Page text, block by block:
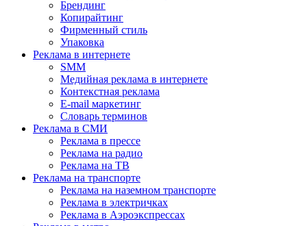
Брендинг
Копирайтинг
Фирменный стиль
Упаковка
Реклама в интернете
SMM
Медийная реклама в интернете
Контекстная реклама
E-mail маркетинг
Словарь терминов
Реклама в СМИ
Реклама в прессе
Реклама на радио
Реклама на ТВ
Реклама на транспорте
Реклама на наземном транспорте
Реклама в электричках
Реклама в Аэроэкспрессах